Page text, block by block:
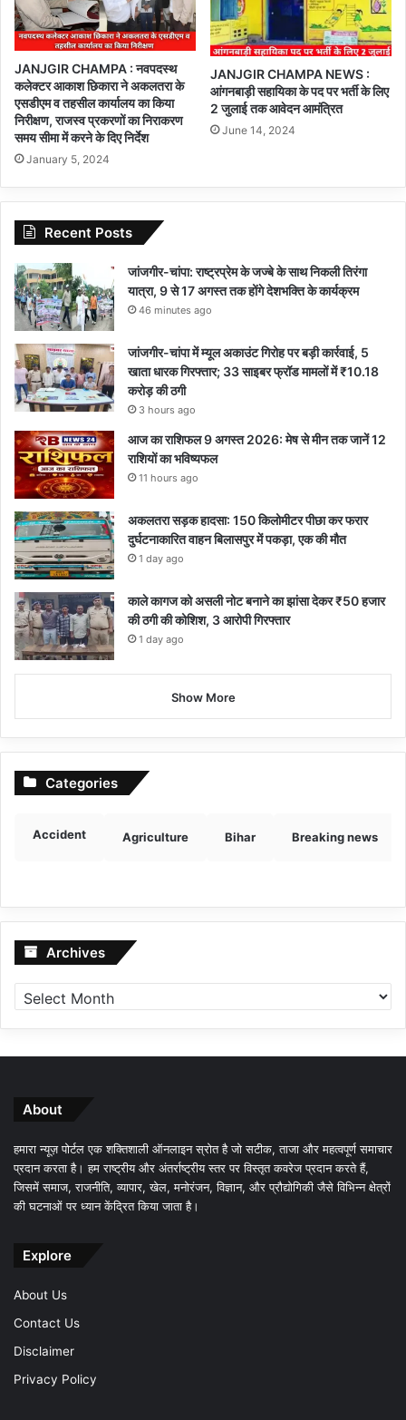
JANJGIR CHAMPA : नवपदस्थ
कलेक्टर आकाश छिकारा ने अकलतरा के
एसडीएम व तहसील कार्यालय का किया
निरीक्षण, राजस्व प्रकरणों का निराकरण
समय सीमा में करने के दिए निर्देश
January 5, 2024
JANJGIR CHAMPA NEWS :
आंगनबाड़ी सहायिका के पद पर भर्ती के लिए
2 जुलाई तक आवेदन आमंत्रित
June 14, 2024
Recent Posts
जांजगीर-चांपा: राष्ट्रप्रेम के जज्बे के साथ निकली तिरंगा
यात्रा, 9 से 17 अगस्त तक होंगे देशभक्ति के कार्यक्रम
46 minutes ago
जांजगीर-चांपा में म्यूल अकाउंट गिरोह पर बड़ी कार्रवाई, 5
खाता धारक गिरफ्तार; 33 साइबर फ्रॉड मामलों में ₹10.18
करोड़ की ठगी
3 hours ago
आज का राशिफल 9 अगस्त 2026: मेष से मीन तक जानें 12
राशियों का भविष्यफल
11 hours ago
अकलतरा सड़क हादसा: 150 किलोमीटर पीछा कर फरार
दुर्घटनाकारित वाहन बिलासपुर में पकड़ा, एक की मौत
1 day ago
काले कागज को असली नोट बनाने का झांसा देकर ₹50 हजार
की ठगी की कोशिश, 3 आरोपी गिरफ्तार
1 day ago
Show More
Categories
Accident Agriculture Bihar Breaking news
Archives Archives
About
हमारा न्यूज़ पोर्टल एक शक्तिशाली ऑनलाइन स्रोत है जो सटीक, ताजा और महत्वपूर्ण समाचार
प्रदान करता है। हम राष्ट्रीय और अंतर्राष्ट्रीय स्तर पर विस्तृत कवरेज प्रदान करते हैं,
जिसमें समाज, राजनीति, व्यापार, खेल, मनोरंजन, विज्ञान, और प्रौद्योगिकी जैसे विभिन्न क्षेत्रों
की घटनाओं पर ध्यान केंद्रित किया जाता है।
Explore
About Us
Contact Us
Disclaimer
Privacy Policy